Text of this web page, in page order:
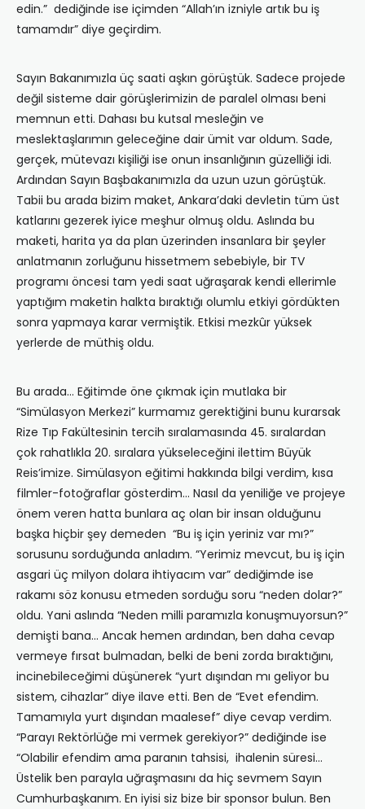
edin.” dediğinde ise içimden “Allah’ın izniyle artık bu iş
tamamdır” diye geçirdim.
Sayın Bakanımızla üç saati aşkın görüştük. Sadece projede
değil sisteme dair görüşlerimizin de paralel olması beni
memnun etti. Dahası bu kutsal mesleğin ve
meslektaşlarımın geleceğine dair ümit var oldum. Sade,
gerçek, mütevazı kişiliği ise onun insanlığının güzelliği idi.
Ardından Sayın Başbakanımızla da uzun uzun görüştük.
Tabii bu arada bizim maket, Ankara’daki devletin tüm üst
katlarını gezerek iyice meşhur olmuş oldu. Aslında bu
maketi, harita ya da plan üzerinden insanlara bir şeyler
anlatmanın zorluğunu hissetmem sebebiyle, bir TV
programı öncesi tam yedi saat uğraşarak kendi ellerimle
yaptığım maketin halkta bıraktığı olumlu etkiyi gördükten
sonra yapmaya karar vermiştik. Etkisi mezkûr yüksek
yerlerde de müthiş oldu.
Bu arada… Eğitimde öne çıkmak için mutlaka bir
“Simülasyon Merkezi” kurmamız gerektiğini bunu kurarsak
Rize Tıp Fakültesinin tercih sıralamasında 45. sıralardan
çok rahatlıkla 20. sıralara yükseleceğini ilettim Büyük
Reis’imize. Simülasyon eğitimi hakkında bilgi verdim, kısa
filmler-fotoğraflar gösterdim… Nasıl da yeniliğe ve projeye
önem veren hatta bunlara aç olan bir insan olduğunu
başka hiçbir şey demeden “Bu iş için yeriniz var mı?”
sorusunu sorduğunda anladım. “Yerimiz mevcut, bu iş için
asgari üç milyon dolara ihtiyacım var” dediğimde ise
rakamı söz konusu etmeden sorduğu soru “neden dolar?”
oldu. Yani aslında “Neden milli paramızla konuşmuyorsun?”
demişti bana… Ancak hemen ardından, ben daha cevap
vermeye fırsat bulmadan, belki de beni zorda bıraktığını,
incinebileceğimi düşünerek “yurt dışından mı geliyor bu
sistem, cihazlar” diye ilave etti. Ben de “Evet efendim.
Tamamıyla yurt dışından maalesef” diye cevap verdim.
“Parayı Rektörlüğe mi vermek gerekiyor?” dediğinde ise
“Olabilir efendim ama paranın tahsisi, ihalenin süresi…
Üstelik ben parayla uğraşmasını da hiç sevmem Sayın
Cumhurbaşkanım. En iyisi siz bize bir sponsor bulun. Ben